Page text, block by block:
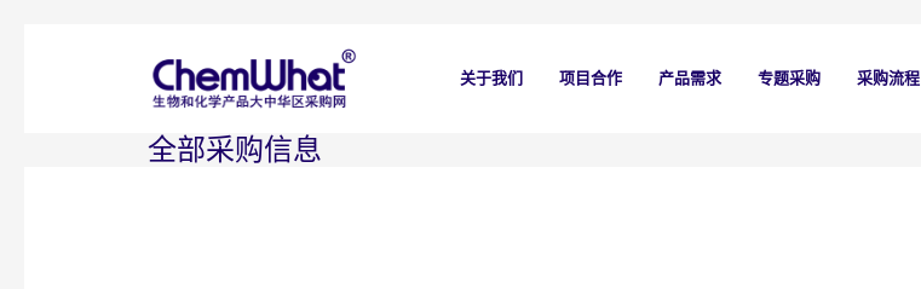
关于我们 项目合作 产品需求 专题采购 采购流程
全部采购信息